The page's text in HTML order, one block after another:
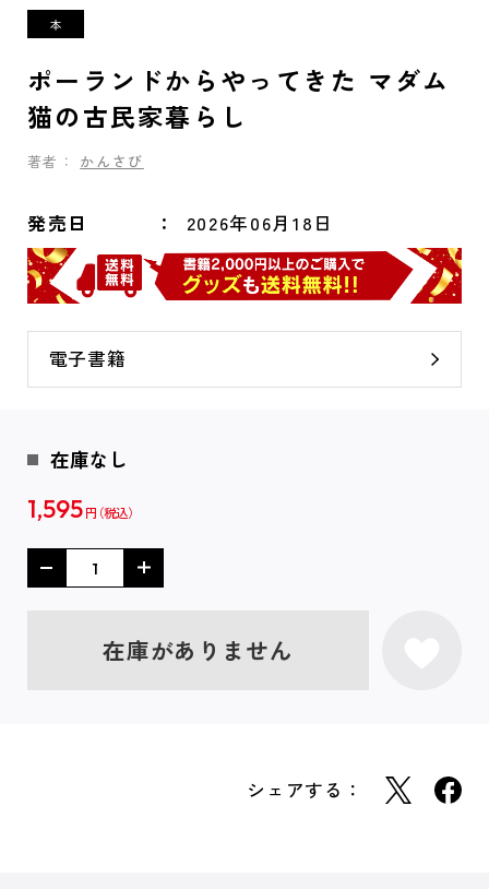
ポーランドからやってきた マダム
猫の古民家暮らし
著者： かんさび
発売日 2026年06月18日
電子書籍
在庫なし
1,595 円
在庫がありません
シェアする：